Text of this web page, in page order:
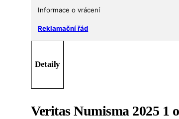
Informace o vrácení
Reklamační řád
Detaily
Veritas Numisma 2025 1